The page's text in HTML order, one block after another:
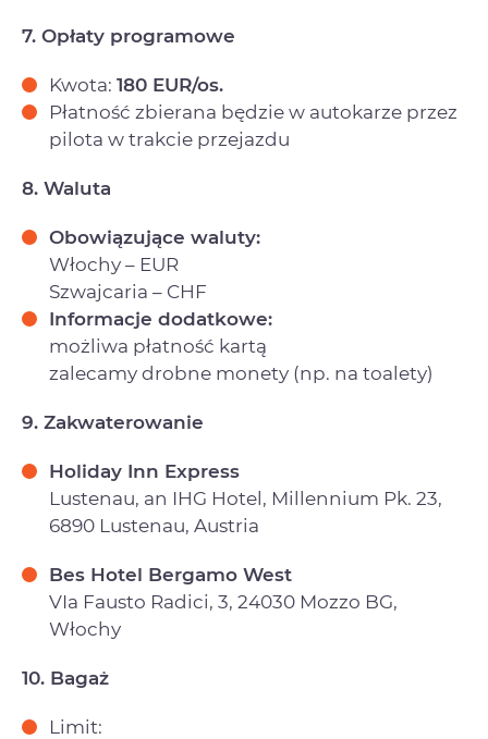
7. Opłaty programowe
Kwota: 180 EUR/os.
Płatność zbierana będzie w autokarze przez
pilota w trakcie przejazdu
8. Waluta
Obowiązujące waluty:
Włochy – EUR
Szwajcaria – CHF
Informacje dodatkowe:
możliwa płatność kartą
zalecamy drobne monety (np. na toalety)
9. Zakwaterowanie
Holiday Inn Express
Lustenau, an IHG Hotel, Millennium Pk. 23,
6890 Lustenau, Austria
Bes Hotel Bergamo West
VIa Fausto Radici, 3, 24030 Mozzo BG,
Włochy
10. Bagaż
Limit: